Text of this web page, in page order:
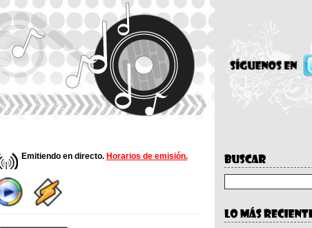
Emitiendo en directo. Horarios de emisión.